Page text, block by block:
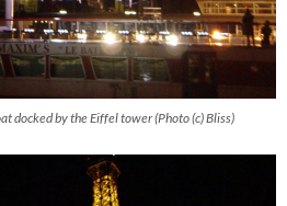
docked by the Eiffel tower (Photo (c) Bliss)